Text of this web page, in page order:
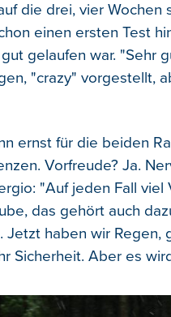
die drei, vier
einen ersten Test
gelaufen war. "Sehr
"crazy" vorgestellt,
ernst für die beiden
Vorfreude? Ja.
"Auf jeden Fall
das gehört auch
haben wir Regen,
Sicherheit. Aber es